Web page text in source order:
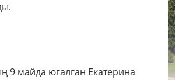
9 майда югалган Екатерина